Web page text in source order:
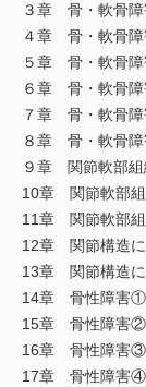
３章 骨・軟骨
４章 骨・軟骨障
５章 骨・軟骨障
６章 骨・軟骨障
７章 骨・軟骨障
８章 骨・軟骨障
９章 関節軟部組
10章 関節軟部
11章 関節軟部組
12章 関節構造
13章 関節構造に
14章 骨性障害①
15章 骨性障害②
16章 骨性障害③
17章 骨性障害④